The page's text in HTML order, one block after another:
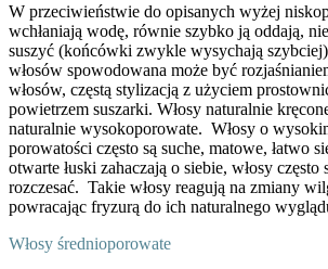
W przeciwieństwie do opisanych wyżej
wchłaniają wodę, równie szybko ją oddają,
suszyć (końcówki zwykle wysychają
włosów spowodowana może być
włosów, częstą stylizacją z użyciem
powietrzem suszarki. Włosy naturalnie
naturalnie wysokoporowate. Włosy o
porowatości często są suche, matowe, łatwo
otwarte łuski zahaczają o siebie, włosy
rozczesać. Takie włosy reagują na zmiany
powracając fryzurą do ich naturalnego
Włosy średnioporowate